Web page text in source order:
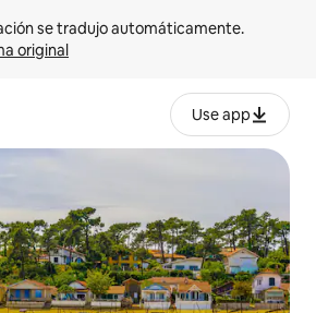
original
Use app